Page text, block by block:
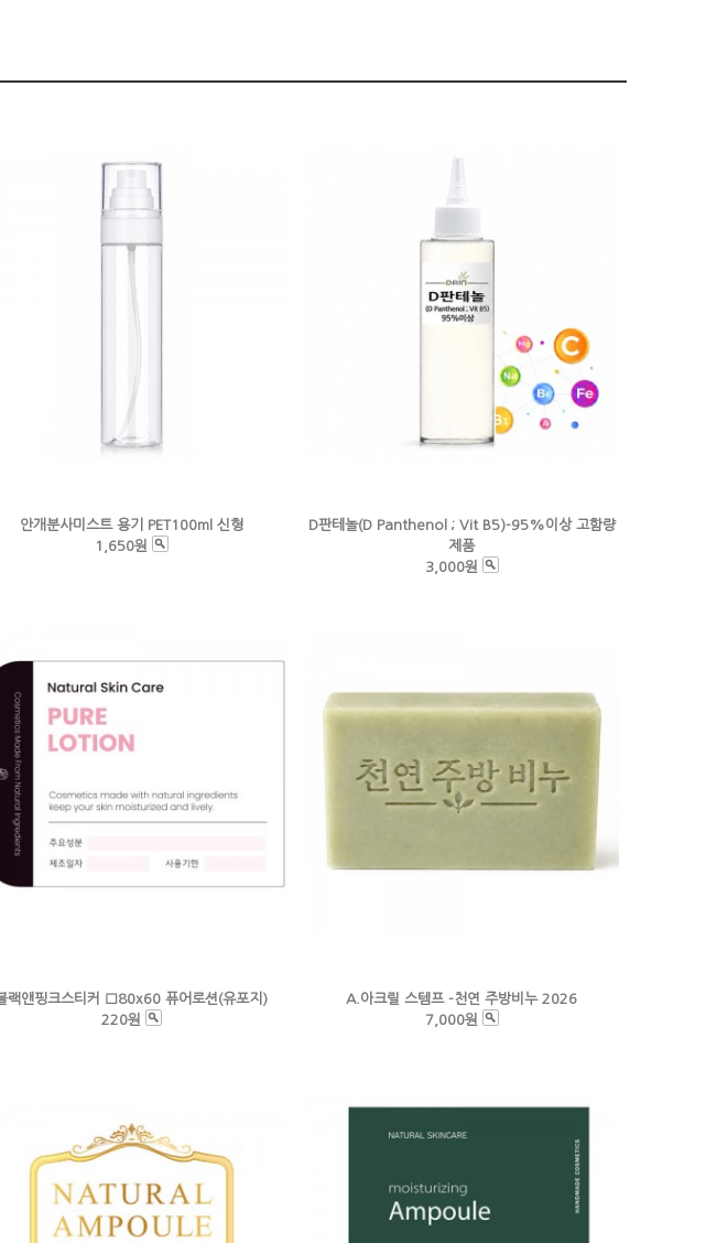
안개분사미스트 용기 PET100ml 신형
1,650원
D판테놀(D Panthenol ; Vit B5)-95%이상 고함량
제품
3,000원
랙앤핑크스티커 □80x60 퓨어로션(유포지)
220원
A.아크릴 스템프 -천연 주방비누 2026
7,000원